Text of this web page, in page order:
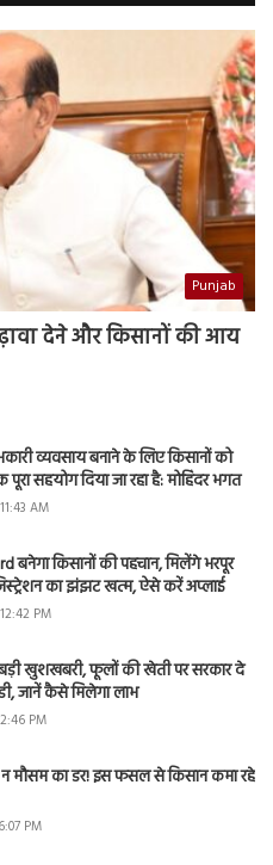
Punjab
देने और किसानों की आय
व्यवसाय बनाने के लिए किसानों को
सहयोग दिया जा रहा है: मोहिंदर भगत
AM
बनेगा किसानों की पहचान, मिलेंगे भरपूर
का झंझट खत्म, ऐसे करें अप्लाई
PM
खुशखबरी, फूलों की खेती पर सरकार दे
जानें कैसे मिलेगा लाभ
PM
मौसम का डर! इस फसल से किसान कमा रहे
PM